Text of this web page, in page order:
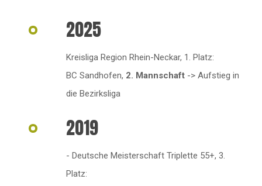
2025
Kreisliga Region Rhein-Neckar, 1. Platz:
BC Sandhofen, 2. Mannschaft -> Aufstieg in
die Bezirksliga
2019
- Deutsche Meisterschaft Triplette 55+, 3.
Platz: